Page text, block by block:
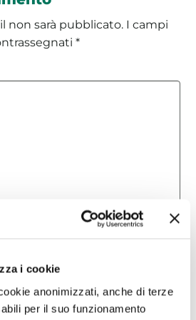
i cookie
anonimizzati, anche di terze
per il suo funzionamento
non sarà pubblicato. I campi
*